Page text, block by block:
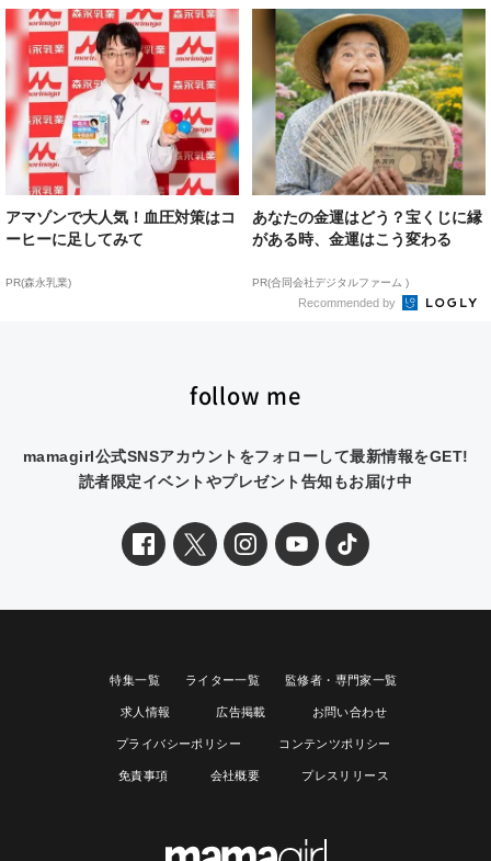
アマゾンで大人気！血圧対策はコ
ーヒーに足してみて
PR(森永乳業)
あなたの金運はどう？宝くじに縁
がある時、金運はこう変わる
PR(合同会社デジタルファーム )
Recommended by
follow me
mamagirl公式SNSアカウントをフォローして最新情報をGET!
読者限定イベントやプレゼント告知もお届け中
特集一覧 ライター一覧 監修者・専門家一覧
求人情報 広告掲載 お問い合わせ
プライバシーポリシー コンテンツポリシー
免責事項 会社概要 プレスリリース